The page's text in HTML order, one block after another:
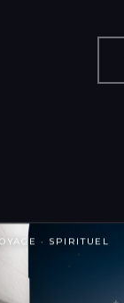
· SPIRITUEL